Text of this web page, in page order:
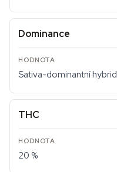
Dominance
Sativa-dominantní hybrid
THC
20 %